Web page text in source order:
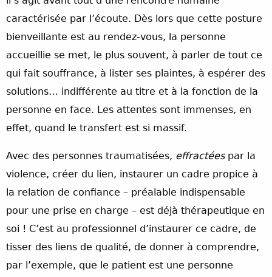
caractérisée par l’écoute. Dès lors que cette posture
bienveillante est au rendez-vous, la personne
accueillie se met, le plus souvent, à parler de tout ce
qui fait souffrance, à lister ses plaintes, à espérer des
solutions… indifférente au titre et à la fonction de la
personne en face. Les attentes sont immenses, en
effet, quand le transfert est si massif.
Avec des personnes traumatisées, effractéespar la
violence, créer du lien, instaurer un cadre propice à
la relation de confiance – préalable indispensable
pour une prise en charge – est déjà thérapeutique en
soi ! C’est au professionnel d’instaurer ce cadre, de
tisser des liens de qualité, de donner à comprendre,
par l’exemple, que le patient est une personne